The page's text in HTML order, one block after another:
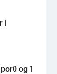
i
og 1